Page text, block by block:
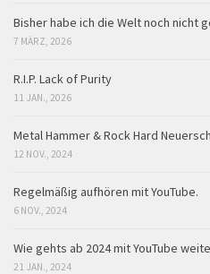
Bisher habe ich die Welt noch nicht
7 MÄRZ, 2026
R.I.P. Lack of Purity
11 JAN., 2026
Metal Hammer & Rock Hard
12 NOV., 2024
Regelmäßig aufhören mit YouTube.
6 NOV., 2024
Wie gehts ab 2024 mit YouTube
21 JAN., 2024